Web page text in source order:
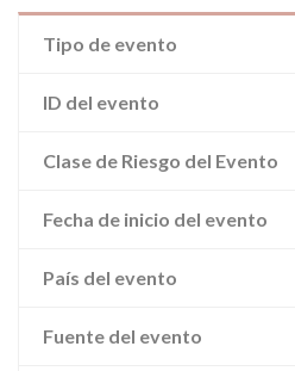
Tipo de evento
ID del evento
Clase de Riesgo del Evento
Fecha de inicio del evento
País del evento
Fuente del evento